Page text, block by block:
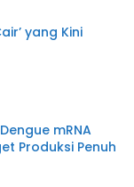
yang Kini
mRNA
Produksi Penuh